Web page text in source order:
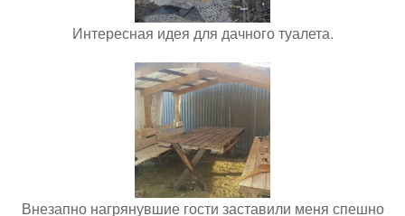
Интересная идея для дачного туалета.
Внезапно нагрянувшие гости заставили меня спешно